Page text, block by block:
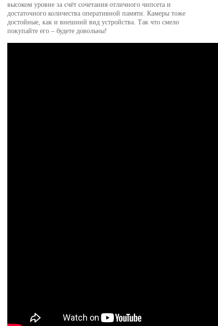
высоком уровне за счёт сочетания отличного чипсета и
достаточного количества оперативной памяти. Камеры тоже
достойные, как и внешний вид устройства. Так что смело
покупайте его – будете довольны!